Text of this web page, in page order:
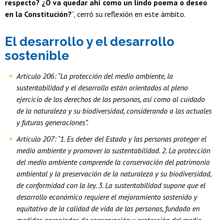
respecto? ¿O va quedar ahí como un lindo poema o deseo
en la Constitución?”, cerró su reflexión en este ámbito.
El desarrollo y el desarrollo
sostenible
Artículo 206: “La protección del medio ambiente, la
sustentabilidad y el desarrollo están orientados al pleno
ejercicio de los derechos de las personas, así como al cuidado
de la naturaleza y su biodiversidad, considerando a las actuales
y futuras generaciones”.
Artículo 207: “1. Es deber del Estado y las personas proteger el
medio ambiente y promover la sustentabilidad. 2. La protección
del medio ambiente comprende la conservación del patrimonio
ambiental y la preservación de la naturaleza y su biodiversidad,
de conformidad con la ley. 3. La sustentabilidad supone que el
desarrollo económico requiere el mejoramiento sostenido y
equitativo de la calidad de vida de las personas, fundado en